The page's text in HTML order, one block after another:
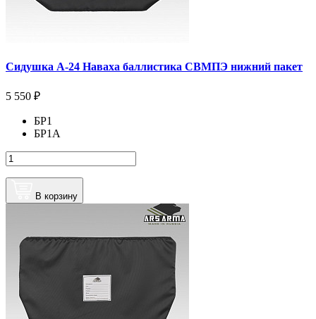
Сидушка А-24 Наваха баллистика СВМПЭ нижний пакет
5 550 ₽
БР1
БР1А
В корзину